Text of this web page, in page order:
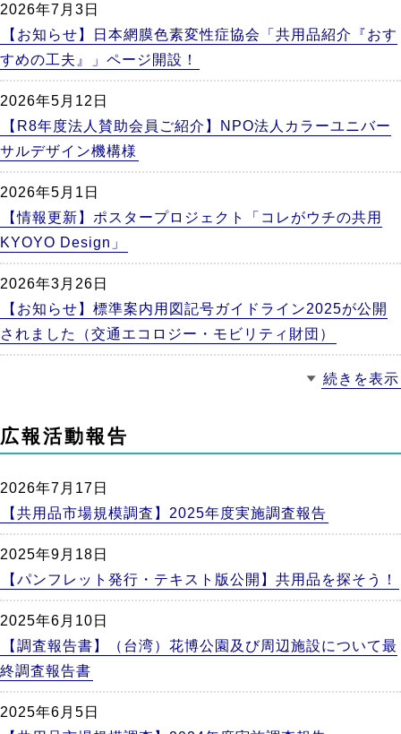
2026年7月3日
【お知らせ】日本網膜色素変性症協会「共用品紹介『おす
すめの工夫』」ページ開設！
2026年5月12日
【R8年度法人賛助会員ご紹介】NPO法人カラーユニバー
サルデザイン機構様
2026年5月1日
【情報更新】ポスタープロジェクト「コレがウチの共用
KYOYO Design」
2026年3月26日
【お知らせ】標準案内用図記号ガイドライン2025が公開
されました（交通エコロジー・モビリティ財団）
続きを表示
広報活動報告
2026年7月17日
【共用品市場規模調査】2025年度実施調査報告
2025年9月18日
【パンフレット発行・テキスト版公開】共用品を探そう！
2025年6月10日
【調査報告書】（台湾）花博公園及び周辺施設について最
終調査報告書
2025年6月5日